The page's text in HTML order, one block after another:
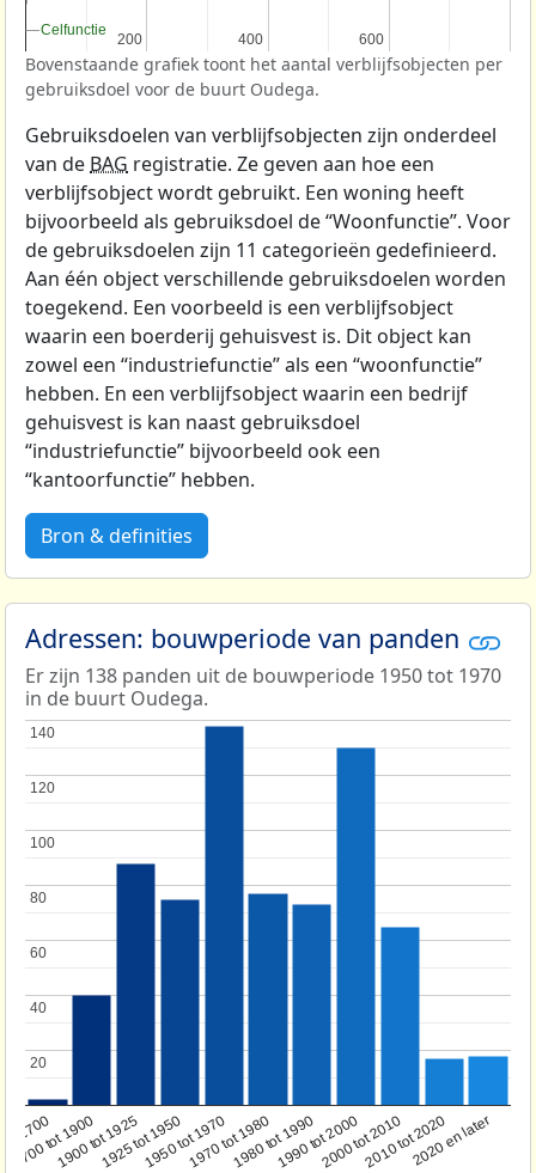
200
200 400
400 600
600
Celfunctie
Celfunctie
Bovenstaande grafiek toont het aantal verblijfsobjecten per
gebruiksdoel voor de buurt Oudega.
Gebruiksdoelen van verblijfsobjecten zijn onderdeel
van deBAG registratie. Ze geven aan hoe een
verblijfsobject wordt gebruikt. Een woning heeft
bijvoorbeeld als gebruiksdoel de “Woonfunctie”. Voor
de gebruiksdoelen zijn 11 categorieën gedefinieerd.
Aan één object verschillende gebruiksdoelen worden
toegekend. Een voorbeeld is een verblijfsobject
waarin een boerderij gehuisvest is. Dit object kan
zowel een “industriefunctie” als een “woonfunctie”
hebben. En een verblijfsobject waarin een bedrijf
gehuisvest is kan naast gebruiksdoel
“industriefunctie” bijvoorbeeld ook een
“kantoorfunctie” hebben.
Bron & definities
Adressen: bouwperiode van panden
Er zijn 138 panden uit de bouwperiode 1950 tot 1970
in de buurt Oudega.
1700
1700 tot 1900
1900 tot 19251925 tot 19501950 tot 19701970 tot 19801980 tot 19901990 tot 20002000 tot 20102010 tot 20202020 en later
20
20
40
40
60
60
80
80
100
100
120
120
140
140